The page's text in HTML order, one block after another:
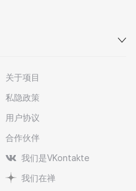
关于项目
私隐政策
用户协议
合作伙伴
我们是VKontakte
我们在禅